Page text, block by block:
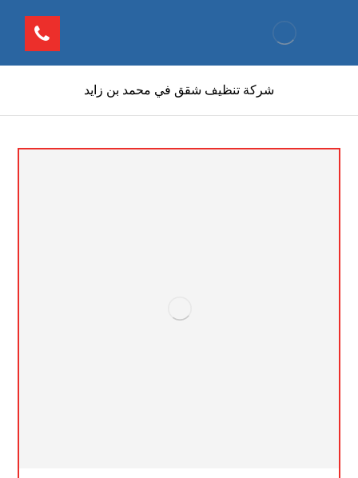
شركة تنظيف شقق في محمد بن زايد